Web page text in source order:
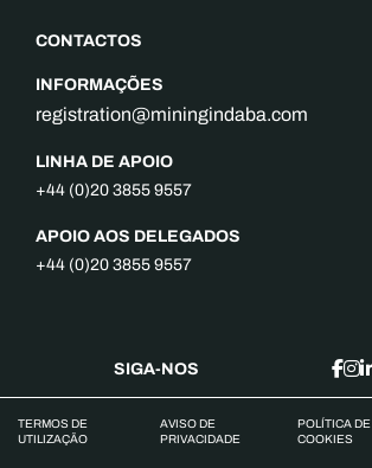
CONTACTOS
INFORMAÇÕES
registration@miningindaba.com
LINHA DE APOIO
+44 (0)20 3855 9557
APOIO AOS DELEGADOS
+44 (0)20 3855 9557
SIGA-NOS
TERMOS DE
UTILIZAÇÃO
AVISO DE
PRIVACIDADE
POLÍTICA DE
COOKIES